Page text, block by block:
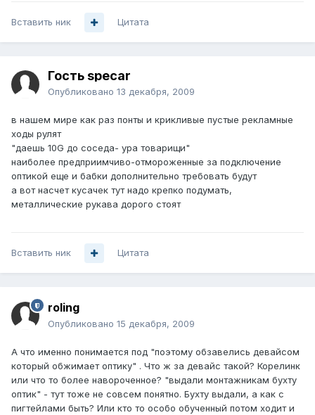
Вставить ник Цитата
Гость specar
Опубликовано 13 декабря, 2009
в нашем мире как раз понты и крикливые пустые рекламные
ходы рулят
"даешь 10G до соседа- ура товарищи"
наиболее предприимчиво-отмороженные за подключение
оптикой еще и бабки дополнительно требовать будут
а вот насчет кусачек тут надо крепко подумать,
металлические рукава дорого стоят
Вставить ник Цитата
roling
Опубликовано 15 декабря, 2009
А что именно понимается под "поэтому обзавелись девайсом
который обжимает оптику" . Что ж за девайс такой? Корелинк
или что то более навороченное? "выдали монтажникам бухту
оптик" - тут тоже не совсем понятно. Бухту выдали, а как с
пигтейлами быть? Или кто то особо обученный потом ходит и